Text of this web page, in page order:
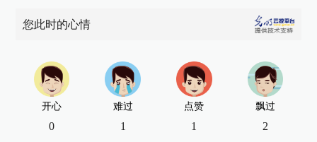
您此时的心情
开心
0
难过
1
点赞
1
飘过
2